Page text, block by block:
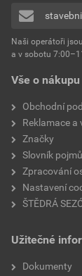
Vše o nákupu
Obchodní
Reklamace a
Značky
Slovník pojmů
Zpracování
Nastavení
ŠTĚDRÁ
Užitečné
Dokumenty
Naši operátoři
a v sobotu